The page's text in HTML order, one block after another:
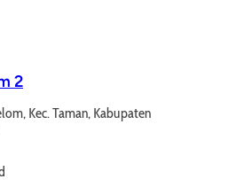
2
Kec. Taman, Kabupaten